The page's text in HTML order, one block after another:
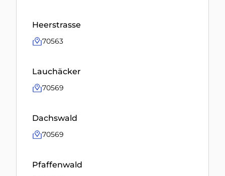
Heerstrasse
70563
Lauchäcker
70569
Dachswald
70569
Pfaffenwald